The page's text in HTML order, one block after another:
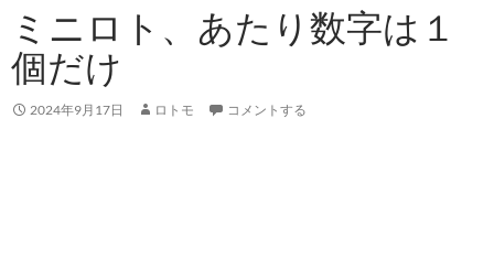
ミニロト、あたり数字は１
個だけ
2024年9月17日 ロトモ コメントする